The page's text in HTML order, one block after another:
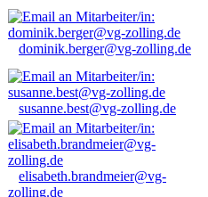
dominik.berger@vg-zolling.de
susanne.best@vg-zolling.de
elisabeth.brandmeier@vg-
zolling.de